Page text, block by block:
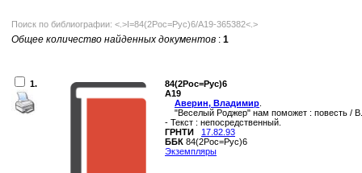
Поиск по библиографии: <.>I=84(2Рос=Рус)6/А19-365382<.>
Общее количество найденных документов : 1
1.
84(2Рос=Рус)6
А19
Аверин, Владимир
"Веселый Роджер" нам поможет : повесть /
- Текст : непосредственный.
ГРНТИ
17.82.93
ББК 84(2Рос=Рус)6
Экземпляры